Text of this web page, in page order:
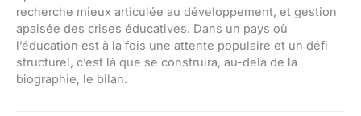
recherche mieux articulée au développement, et gestion
apaisée des crises éducatives. Dans un pays où
l’éducation est à la fois une attente populaire et un défi
structurel, c’est là que se construira, au-delà de la
biographie, le bilan.